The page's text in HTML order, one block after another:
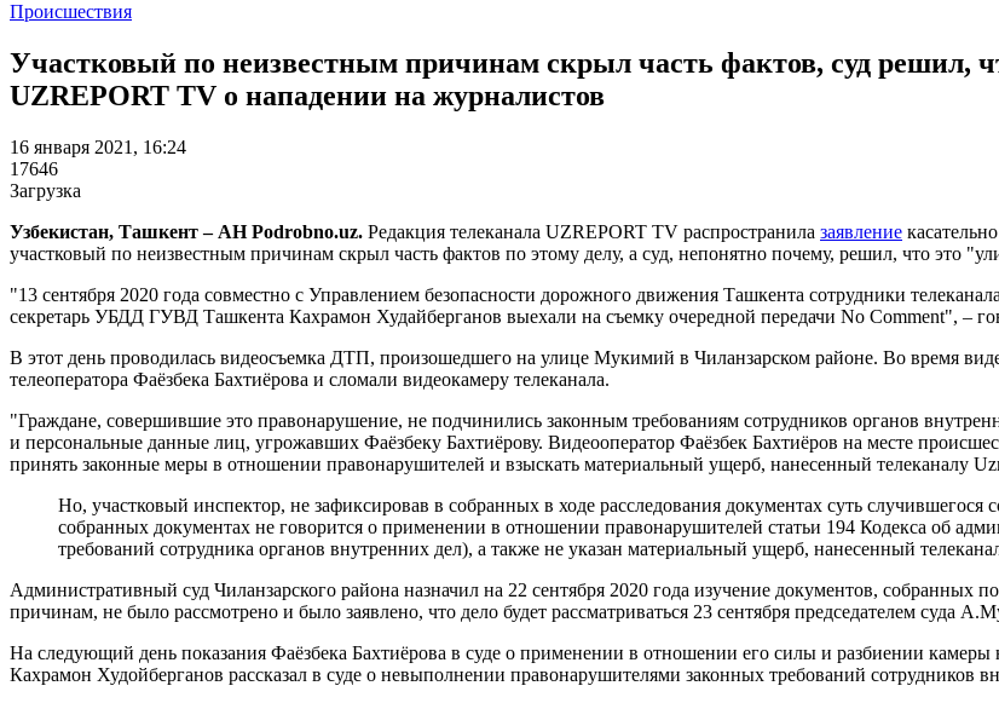
Происшествия
Участковый по неизвестным причинам скрыл часть фактов, суд решил,
UZREPORT TV о нападении на журналистов
16 января 2021, 16:24
17646
Загрузка
Узбекистан, Ташкент – АН Podrobno.uz. Редакция телеканала UZREPORT TV распространила заявление
участковый по неизвестным причинам скрыл часть фактов по этому делу, а суд, непонятно почему, решил, что это
"13 сентября 2020 года совместно с Управлением безопасности дорожного движения Ташкента сотрудники
секретарь УБДД ГУВД Ташкента Кахрамон Худайберганов выехали на съемку очередной передачи No Comment", –
В этот день проводилась видеосъемка ДТП, произошедшего на улице Мукимий в Чиланзарском районе. Во время
телеоператора Фаёзбека Бахтиёрова и сломали видеокамеру телеканала.
"Граждане, совершившие это правонарушение, не подчинились законным требованиям сотрудников органов
и персональные данные лиц, угрожавших Фаёзбеку Бахтиёрову. Видеооператор Фаёзбек Бахтиёров на месте
принять законные меры в отношении правонарушителей и взыскать материальный ущерб, нанесенный телеканалу
Но, участковый инспектор, не зафиксировав в собранных в ходе расследования документах суть
собранных документах не говорится о применении в отношении правонарушителей статьи 194 Кодекса об
требований сотрудника органов внутренних дел), а также не указан материальный ущерб, нанесенный
Административный суд Чиланзарского района назначил на 22 сентября 2020 года изучение документов, собранных
причинам, не было рассмотрено и было заявлено, что дело будет рассматриваться 23 сентября председателем суда
На следующий день показания Фаёзбека Бахтиёрова в суде о применении в отношении его силы и разбиении
Кахрамон Худойберганов рассказал в суде о невыполнении правонарушителями законных требований сотрудников